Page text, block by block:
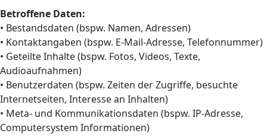
Betroffene Daten:
• Bestandsdaten (bspw. Namen, Adressen)
• Kontaktangaben (bspw. E-Mail-Adresse, Telefonnummer)
• Geteilte Inhalte (bspw. Fotos, Videos, Texte,
Audioaufnahmen)
• Benutzerdaten (bspw. Zeiten der Zugriffe, besuchte
Internetseiten, Interesse an Inhalten)
• Meta- und Kommunikationsdaten (bspw. IP-Adresse,
Computersystem Informationen)